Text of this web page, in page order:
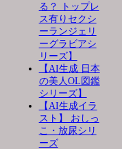
る？ トップレ
ス有りセクシ
ーランジェリ
ーグラビアシ
リーズ】
【AI生成 日本
の美人OL図鑑
シリーズ】
【AI生成イラ
スト】 おしっ
こ・放尿シリ
ーズ